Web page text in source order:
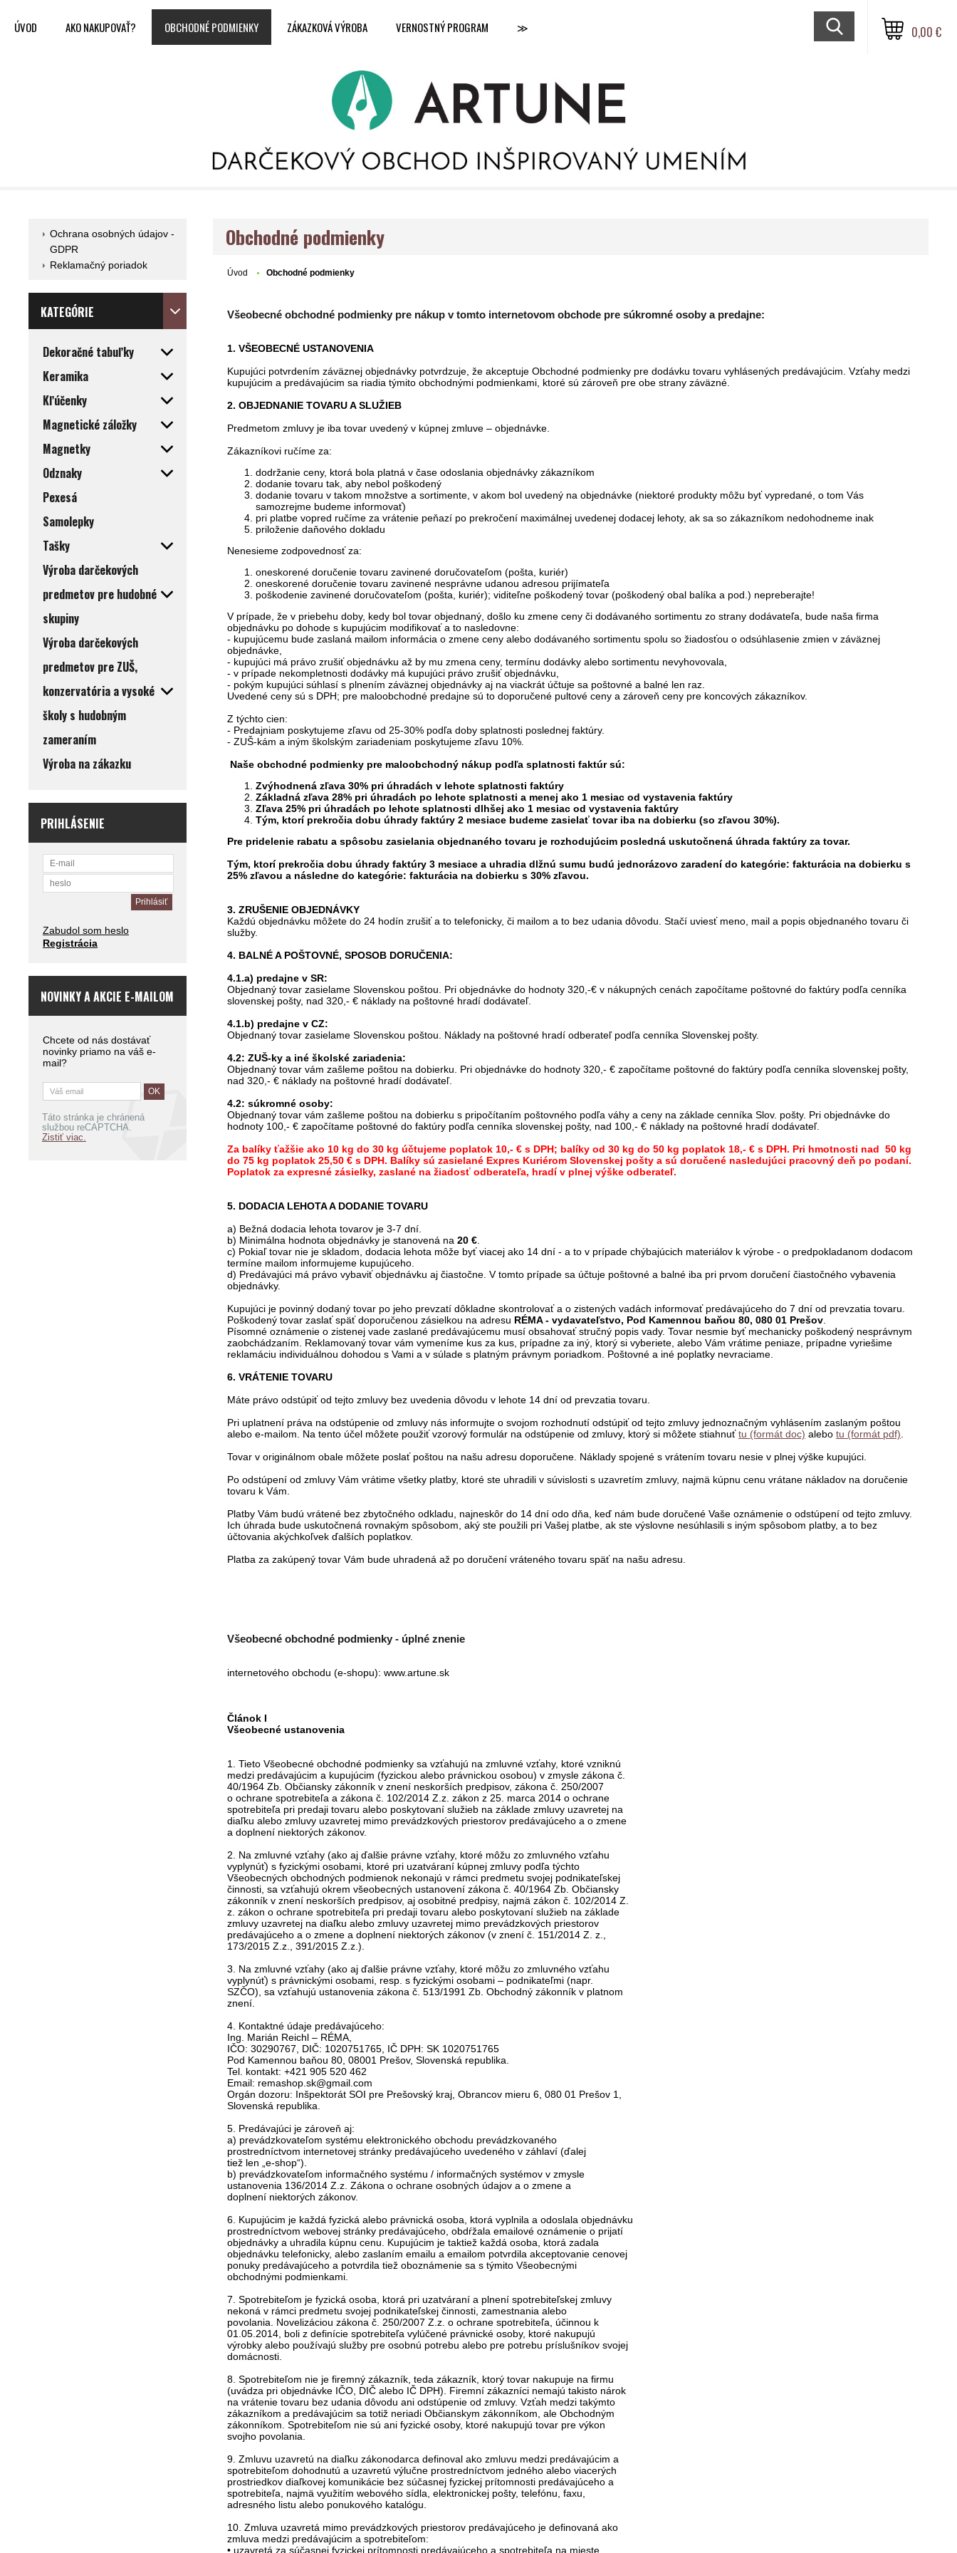
ÚVOD AKO NAKUPOVAŤ? OBCHODNÉ PODMIENKY ZÁKAZKOVÁ VÝROBA VERNOSTNÝ PROGRAM ≫ 0,00 €
Ochrana osobných údajov -
GDPR
Reklamačný poriadok
KATEGÓRIE
Dekoračné tabuľky
Keramika
Kľúčenky
Magnetické záložky
Magnetky
Odznaky
Pexesá
Samolepky
Tašky
Výroba darčekových
predmetov pre hudobné
skupiny
Výroba darčekových
predmetov pre ZUŠ,
konzervatória a vysoké
školy s hudobným
zameraním
Výroba na zákazku
PRIHLÁSENIE
Zabudol som heslo
Registrácia
NOVINKY A AKCIE E-MAILOM
Chcete od nás dostávať
novinky priamo na váš e-
mail?
Táto stránka je chránená
službou reCAPTCHA.
Zistiť viac.
Obchodné podmienky
Úvod Obchodné podmienky
Všeobecné obchodné podmienky pre nákup v tomto internetovom obchode pre súkromné osoby a predajne:
1. VŠEOBECNÉ USTANOVENIA
Kupujúci potvrdením záväznej objednávky potvrdzuje, že akceptuje Obchodné podmienky pre dodávku tovaru vyhlásených predávajúcim. Vzťahy medzi
kupujúcim a predávajúcim sa riadia týmito obchodnými podmienkami, ktoré sú zároveň pre obe strany záväzné.
2. OBJEDNANIE TOVARU A SLUŽIEB
Predmetom zmluvy je iba tovar uvedený v kúpnej zmluve – objednávke.
Zákazníkovi ručíme za:
dodržanie ceny, ktorá bola platná v čase odoslania objednávky zákazníkom
dodanie tovaru tak, aby nebol poškodený
dodanie tovaru v takom množstve a sortimente, v akom bol uvedený na objednávke (niektoré produkty môžu byť vypredané, o tom Vás
samozrejme budeme informovať)
pri platbe vopred ručíme za vrátenie peňazí po prekročení maximálnej uvedenej dodacej lehoty, ak sa so zákazníkom nedohodneme inak
priloženie daňového dokladu
Nenesieme zodpovednosť za:
oneskorené doručenie tovaru zavinené doručovateľom (pošta, kuriér)
oneskorené doručenie tovaru zavinené nesprávne udanou adresou prijímateľa
poškodenie zavinené doručovateľom (pošta, kuriér); viditeľne poškodený tovar (poškodený obal balíka a pod.) nepreberajte!
V prípade, že v priebehu doby, kedy bol tovar objednaný, došlo ku zmene ceny či dodávaného sortimentu zo strany dodávateľa, bude naša firma
objednávku po dohode s kupujúcim modifikovať a to nasledovne:
- kupujúcemu bude zaslaná mailom informácia o zmene ceny alebo dodávaného sortimentu spolu so žiadosťou o odsúhlasenie zmien v záväznej
objednávke,
- kupujúci má právo zrušiť objednávku až by mu zmena ceny, termínu dodávky alebo sortimentu nevyhovovala,
- v prípade nekompletnosti dodávky má kupujúci právo zrušiť objednávku,
- pokým kupujúci súhlasí s plnením záväznej objednávky aj na viackrát účtuje sa poštovné a balné len raz.
Uvedené ceny sú s DPH; pre maloobchodné predajne sú to doporučené pultové ceny a zároveň ceny pre koncových zákazníkov.
Z týchto cien:
- Predajniam poskytujeme zľavu od 25-30% podľa doby splatnosti poslednej faktúry.
- ZUŠ-kám a iným školským zariadeniam poskytujeme zľavu 10%.
Naše obchodné podmienky pre maloobchodný nákup podľa splatnosti faktúr sú:
Zvýhodnená zľava 30% pri úhradách v lehote splatnosti faktúry
Základná zľava 28% pri úhradách po lehote splatnosti a menej ako 1 mesiac od vystavenia faktúry
Zľava 25% pri úhradách po lehote splatnosti dlhšej ako 1 mesiac od vystavenia faktúry
Tým, ktorí prekročia dobu úhrady faktúry 2 mesiace budeme zasielať tovar iba na dobierku (so zľavou 30%).
Pre pridelenie rabatu a spôsobu zasielania objednaného tovaru je rozhodujúcim posledná uskutočnená úhrada faktúry za tovar.
Tým, ktorí prekročia dobu úhrady faktúry 3 mesiace a uhradia dlžnú sumu budú jednorázovo zaradení do kategórie:fakturácia na dobierku s
25% zľavou a následne do kategórie: fakturácia na dobierku s 30% zľavou.
3. ZRUŠENIE OBJEDNÁVKY
Každú objednávku môžete do 24 hodín zrušiť a to telefonicky, či mailom a to bez udania dôvodu. Stačí uviesť meno, mail a popis objednaného tovaru či
služby.
4. BALNÉ A POŠTOVNÉ, SPOSOB DORUČENIA:
4.1.a) predajne v SR:
Objednaný tovar zasielame Slovenskou poštou. Pri objednávke do hodnoty 320,-€ v nákupných cenách započítame poštovné do faktúry podľa cenníka
slovenskej pošty, nad 320,- € náklady na poštovné hradí dodávateľ.
4.1.b) predajne v CZ:
Objednaný tovar zasielame Slovenskou poštou. Náklady na poštovné hradí odberateľ podľa cenníka Slovenskej pošty.
4.2: ZUŠ-ky a iné školské zariadenia:
Objednaný tovar vám zašleme poštou na dobierku. Pri objednávke do hodnoty 320,- € započítame poštovné do faktúry podľa cenníka slovenskej pošty,
nad 320,- € náklady na poštovné hradí dodávateľ.
4.2: súkromné osoby:
Objednaný tovar vám zašleme poštou na dobierku s pripočítaním poštovného podľa váhy a ceny na základe cenníka Slov. pošty. Pri objednávke do
hodnoty 100,- € započítame poštovné do faktúry podľa cenníka slovenskej pošty, nad 100,- € náklady na poštovné hradí dodávateľ.
Za balíky ťažšie ako 10 kg do 30 kg účtujeme poplatok 10,- € s DPH; balíky od 30 kg do 50 kg poplatok 18,- € s DPH. Pri hmotnosti nad 50 kg
do 75 kg poplatok 25,50 € s DPH. Balíky sú zasielané Expres Kuriérom Slovenskej pošty a sú doručené nasledujúci pracovný deň po podaní.
Poplatok za expresné zásielky, zaslané na žiadosť odberateľa, hradí v plnej výške odberateľ.
5. DODACIA LEHOTA A DODANIE TOVARU
a) Bežná dodacia lehota tovarov je 3-7 dní.
b) Minimálna hodnota objednávky je stanovená na 20 €
c) Pokiaľ tovar nie je skladom, dodacia lehota môže byť viacej ako 14 dní - a to v prípade chýbajúcich materiálov k výrobe - o predpokladanom dodacom
termíne mailom informujeme kupujúceho.
d) Predávajúci má právo vybaviť objednávku aj čiastočne. V tomto prípade sa účtuje poštovné a balné iba pri prvom doručení čiastočného vybavenia
objednávky.
Kupujúci je povinný dodaný tovar po jeho prevzatí dôkladne skontrolovať a o zistených vadách informovať predávajúceho do 7 dní od prevzatia tovaru.
Poškodený tovar zaslať späť doporučenou zásielkou na adresu RÉMA - vydavateľstvo, Pod Kamennou baňou 80, 080 01 Prešov
Písomné oznámenie o zistenej vade zaslané predávajúcemu musí obsahovať stručný popis vady. Tovar nesmie byť mechanicky poškodený nesprávnym
zaobchádzaním. Reklamovaný tovar vám vymeníme kus za kus, prípadne za iný, ktorý si vyberiete, alebo Vám vrátime peniaze, prípadne vyriešime
reklamáciu individuálnou dohodou s Vami a v súlade s platným právnym poriadkom. Poštovné a iné poplatky nevraciame.
6. VRÁTENIE TOVARU
Máte právo odstúpiť od tejto zmluvy bez uvedenia dôvodu v lehote 14 dní od prevzatia tovaru.
Pri uplatnení práva na odstúpenie od zmluvy nás informujte o svojom rozhodnutí odstúpiť od tejto zmluvy jednoznačným vyhlásením zaslaným poštou
alebo e-mailom. Na tento účel môžete použiť vzorový formulár na odstúpenie od zmluvy, ktorý si môžete stiahnuťtu (formát doc) alebotu (formát pdf)
Tovar v originálnom obale môžete poslať poštou na našu adresu doporučene. Náklady spojené s vrátením tovaru nesie v plnej výške kupujúci.
Po odstúpení od zmluvy Vám vrátime všetky platby, ktoré ste uhradili v súvislosti s uzavretím zmluvy, najmä kúpnu cenu vrátane nákladov na doručenie
tovaru k Vám.
Platby Vám budú vrátené bez zbytočného odkladu, najneskôr do 14 dní odo dňa, keď nám bude doručené Vaše oznámenie o odstúpení od tejto zmluvy.
Ich úhrada bude uskutočnená rovnakým spôsobom, aký ste použili pri Vašej platbe, ak ste výslovne nesúhlasili s iným spôsobom platby, a to bez
účtovania akýchkoľvek ďalších poplatkov.
Platba za zakúpený tovar Vám bude uhradená až po doručení vráteného tovaru späť na našu adresu.
Všeobecné obchodné podmienky - úplné znenie
internetového obchodu (e-shopu): www.artune .sk
Článok I
Všeobecné ustanovenia
1. Tieto Všeobecné obchodné podmienky sa vzťahujú na zmluvné vzťahy, ktoré vzniknú
medzi predávajúcim a kupujúcim (fyzickou alebo právnickou osobou) v zmysle zákona č.
40/1964 Zb. Občiansky zákonník v znení neskorších predpisov, zákona č. 250/2007
o ochrane spotrebiteľa a zákona č. 102/2014 Z.z. zákon z 25. marca 2014 o ochrane
spotrebiteľa pri predaji tovaru alebo poskytovaní služieb na základe zmluvy uzavretej na
diaľku alebo zmluvy uzavretej mimo prevádzkových priestorov predávajúceho a o zmene
a doplnení niektorých zákonov.
2. Na zmluvné vzťahy (ako aj ďalšie právne vzťahy, ktoré môžu zo zmluvného vzťahu
vyplynúť) s fyzickými osobami, ktoré pri uzatváraní kúpnej zmluvy podľa týchto
Všeobecných obchodných podmienok nekonajú v rámci predmetu svojej podnikateľskej
činnosti, sa vzťahujú okrem všeobecných ustanovení zákona č. 40/1964 Zb. Občiansky
zákonník v znení neskorších predpisov, aj osobitné predpisy, najmä zákon č. 102/2014 Z.
z. zákon o ochrane spotrebiteľa pri predaji tovaru alebo poskytovaní služieb na základe
zmluvy uzavretej na diaľku alebo zmluvy uzavretej mimo prevádzkových priestorov
predávajúceho a o zmene a doplnení niektorých zákonov (v znení č. 151/2014 Z. z.,
173/2015 Z.z., 391/2015 Z.z.).
3. Na zmluvné vzťahy (ako aj ďalšie právne vzťahy, ktoré môžu zo zmluvného vzťahu
vyplynúť) s právnickými osobami, resp. s fyzickými osobami – podnikateľmi (napr.
SZČO), sa vzťahujú ustanovenia zákona č. 513/1991 Zb. Obchodný zákonník v platnom
znení.
4. Kontaktné údaje predávajúceho:
Ing. Marián Reichl – RÉMA,
IČO: 30290767, DIČ: 1020751765, IČ DPH: SK 1020751765
Pod Kamennou baňou 80, 08001 Prešov, Slovenská republika.
Tel. kontakt: +421 905 520 462
Email: remashop.sk@gmail.com
Orgán dozoru: Inšpektorát SOI pre Prešovský kraj, Obrancov mieru 6, 080 01 Prešov 1,
Slovenská republika.
5. Predávajúci je zároveň aj:
a) prevádzkovateľom systému elektronického obchodu prevádzkovaného
prostredníctvom internetovej stránky predávajúceho uvedeného v záhlaví (ďalej
tiež len „e-shop“).
b) prevádzkovateľom informačného systému / informačných systémov v zmysle
ustanovenia 136/2014 Z.z. Zákona o ochrane osobných údajov a o zmene a
doplnení niektorých zákonov.
6. Kupujúcim je každá fyzická alebo právnická osoba, ktorá vyplnila a odoslala objednávku
prostredníctvom webovej stránky predávajúceho, obdŕžala emailové oznámenie o prijatí
objednávky a uhradila kúpnu cenu. Kupujúcim je taktiež každá osoba, ktorá zadala
objednávku telefonicky, alebo zaslaním emailu a emailom potvrdila akceptovanie cenovej
ponuky predávajúceho a potvrdila tiež oboznámenie sa s týmito Všeobecnými
obchodnými podmienkami.
7. Spotrebiteľom je fyzická osoba, ktorá pri uzatváraní a plnení spotrebiteľskej zmluvy
nekoná v rámci predmetu svojej podnikateľskej činnosti, zamestnania alebo
povolania. Novelizáciou zákona č. 250/2007 Z.z. o ochrane spotrebiteľa, účinnou k
01.05.2014, boli z definície spotrebiteľa vylúčené právnické osoby, ktoré nakupujú
výrobky alebo používajú služby pre osobnú potrebu alebo pre potrebu príslušníkov svojej
domácnosti.
8. Spotrebiteľom nie je firemný zákazník, teda zákazník, ktorý tovar nakupuje na firmu
(uvádza pri objednávke IČO, DIČ alebo IČ DPH). Firemní zákazníci nemajú takisto nárok
na vrátenie tovaru bez udania dôvodu ani odstúpenie od zmluvy. Vzťah medzi takýmto
zákazníkom a predávajúcim sa totiž neriadi Občianskym zákonníkom, ale Obchodným
zákonníkom. Spotrebiteľom nie sú ani fyzické osoby, ktoré nakupujú tovar pre výkon
svojho povolania.
9. Zmluvu uzavretú na diaľku zákonodarca definoval ako zmluvu medzi predávajúcim a
spotrebiteľom dohodnutú a uzavretú výlučne prostredníctvom jedného alebo viacerých
prostriedkov diaľkovej komunikácie bez súčasnej fyzickej prítomnosti predávajúceho a
spotrebiteľa, najmä využitím webového sídla, elektronickej pošty, telefónu, faxu,
adresného listu alebo ponukového katalógu.
10. Zmluva uzavretá mimo prevádzkových priestorov predávajúceho je definovaná ako
zmluva medzi predávajúcim a spotrebiteľom:
• uzavretá za súčasnej fyzickej prítomnosti predávajúceho a spotrebiteľa na mieste,